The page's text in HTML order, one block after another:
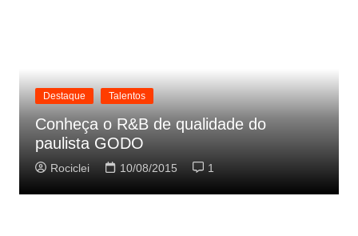
Destaque Talentos
Conheça o R&B de qualidade do
paulista GODO
Rociclei 10/08/2015 1